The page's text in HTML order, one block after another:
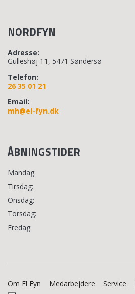
NORDFYN
Adresse:
Gulleshøj 11, 5471 Søndersø
Telefon:
26 35 01 21
Email:
mh@el-fyn.dk
ÅBNINGSTIDER
Mandag:
Tirsdag:
Onsdag:
Torsdag:
Fredag:
Om El Fyn Medarbejdere Service
Copyright © 2026 - EL Fyn , CVR 28843909|